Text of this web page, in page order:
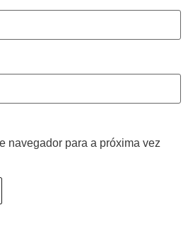
navegador para a próxima vez